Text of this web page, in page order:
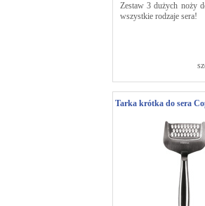
Zestaw 3 dużych noży
wszystkie rodzaje sera!
Tarka krótka do sera